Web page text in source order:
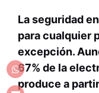
La seguridad
para cualquier
excepción.
67% de la
produce a